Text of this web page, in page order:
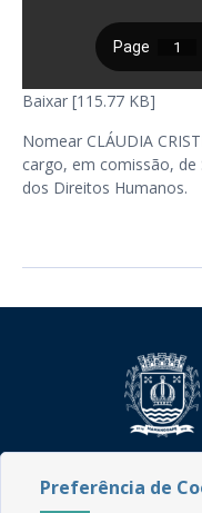
Baixar [115.77 KB]
Nomear CLÁUDIA
cargo, em comissão, de
dos Direitos Humanos.
CEP: 58.280-000
Preferência de